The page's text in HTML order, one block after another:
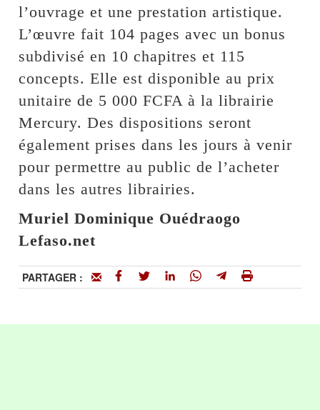
l’ouvrage et une prestation artistique.
L’œuvre fait 104 pages avec un bonus
subdivisé en 10 chapitres et 115
concepts. Elle est disponible au prix
unitaire de 5 000 FCFA à la librairie
Mercury. Des dispositions seront
également prises dans les jours à venir
pour permettre au public de l’acheter
dans les autres librairies.
Muriel Dominique Ouédraogo
Lefaso.net
PARTAGER :